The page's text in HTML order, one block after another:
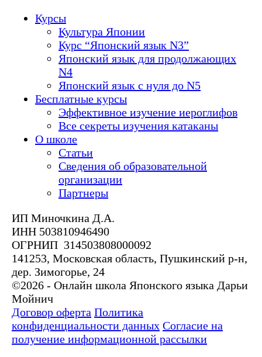
Курсы
Культура Японии
Курс “Японский язык N3”
Японский язык для продолжающих
N4
Японский язык с нуля до N5
Бесплатные курсы
Эффективное изучение иероглифов
Все секреты изучения катаканы
О школе
Статьи
Сведения об образовательной
организации
Партнеры
ИП Миночкина Д.А.
ИНН 503810946490
ОГРНИП 314503808000092
141253, Московская область, Пушкинский р-н,
дер. Зимогорье, 24
©2026 - Онлайн школа Японского языка Дарьи
Мойнич
Договор оферта Политика
конфиденциальности данных Согласие на
получение информационной рассылки